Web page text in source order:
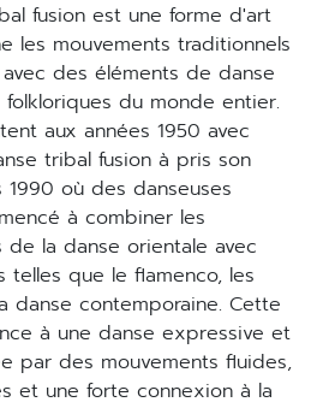
les mouvements traditionnels
des éléments de danse
du monde entier.
aux années 1950 avec
tribal fusion à pris son
1990 où des danseuses
à combiner les
de la danse orientale avec
telles que le flamenco, les
danse contemporaine. Cette
à une danse expressive et
par des mouvements fluides,
et une forte connexion à la